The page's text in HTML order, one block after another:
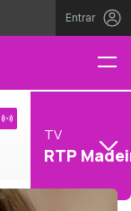
Entrar
TV
RTP